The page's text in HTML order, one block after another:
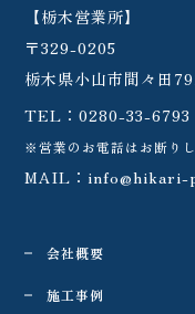
【栃木営業所】
〒329-0205
栃木県小山市間々田
TEL：0280-33-6793
※営業のお電話はお断り
MAIL：
会社概要
施工事例